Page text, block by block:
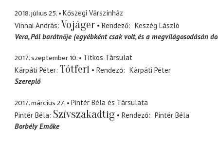
2018. július 25.
Kőszegi Várszínház
Vinnai András Vojáger Rendező
Keszég László
Vera Pál barátnője (egyébként csak volt, és a megvilágosodásán
2017. szeptember 10.
Titkos Társulat
Kárpáti Péter Tótferi Rendező
Kárpáti Péter
Szereplő
2017. március 27.
Pintér Béla és Társulata
Pintér Béla Szívszakadtig Rendező
Pintér Béla
Borbély Emőke